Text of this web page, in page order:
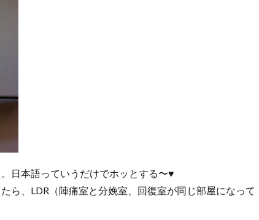
日本語っていうだけでホッとする〜♥
ら、LDR（陣痛室と分娩室、回復室が同じ部屋になって